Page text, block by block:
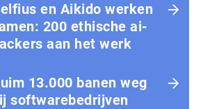
en Aikido werken
200 ethische ai-
aan het werk
13.000 banen weg
softwarebedrijven